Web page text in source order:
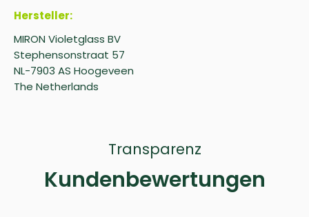
Hersteller:
MIRON Violetglass BV
Stephensonstraat 57
NL-7903 AS Hoogeveen
The Netherlands
Transparenz
Kundenbewertungen